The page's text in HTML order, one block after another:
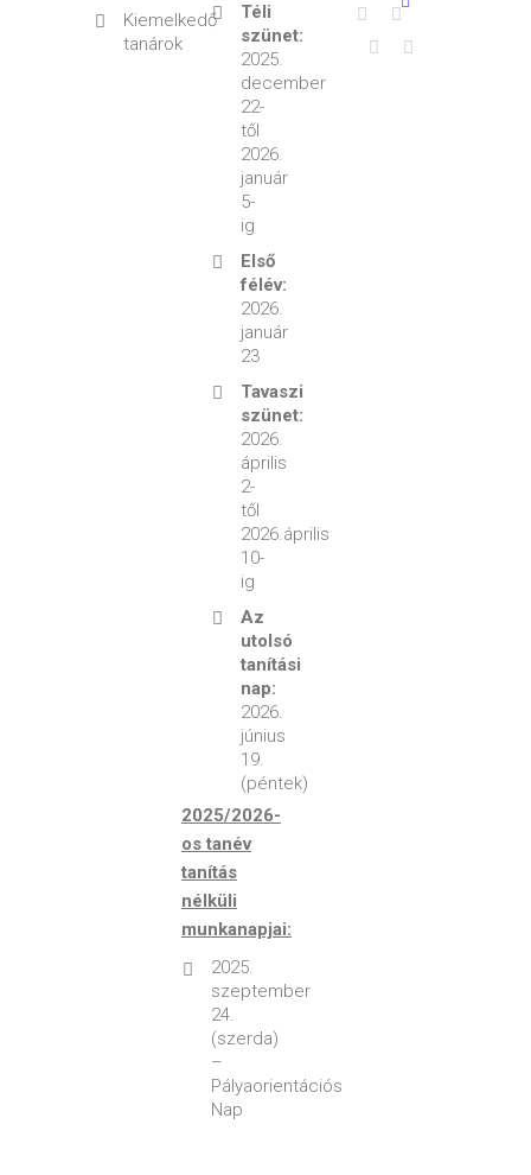
Kiemelkedő
tanárok
Téli
szünet:
2025.
december
22-
től
2026.
január
5-
ig
Első
félév:
2026.
január
23
Tavaszi
szünet:
2026.
április
2-
től
2026.április
10-
ig
Az
utolsó
tanítási
nap:
2026.
június
19.
(péntek)
2025/2026-
os tanév
tanítás
nélküli
munkanapjai:
2025.
szeptember
24.
(szerda)
–
Pályaorientációs
Nap